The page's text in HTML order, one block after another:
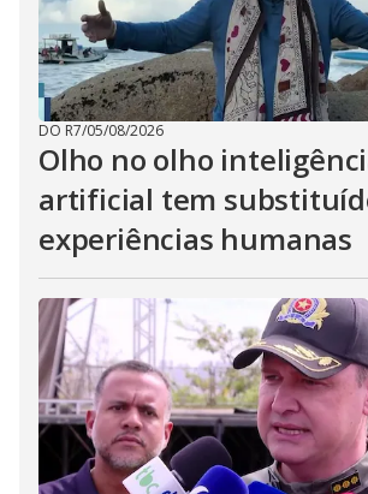
DO R7/05/08/2026
Olho no olho
artificial tem
experiências humanas